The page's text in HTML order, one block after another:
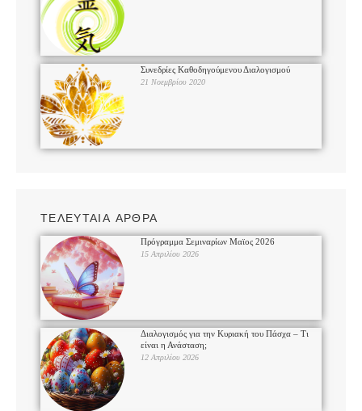
Συνεδρίες Καθοδηγούμενου Διαλογισμού
21 Νοεμβρίου 2020
ΤΕΛΕΥΤΑΙΑ ΑΡΘΡΑ
Πρόγραμμα Σεμιναρίων Μαϊος 2026
15 Απριλίου 2026
Διαλογισμός για την Κυριακή του Πάσχα – Τι
είναι η Ανάσταση;
12 Απριλίου 2026